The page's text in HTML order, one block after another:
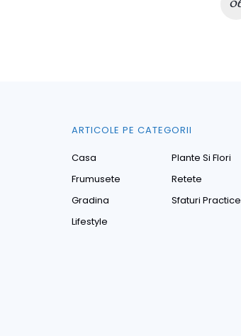
ARTICOLE PE CATEGORII
Casa
Frumusete
Gradina
Lifestyle
Plante Si Flori
Retete
Sfaturi Practice